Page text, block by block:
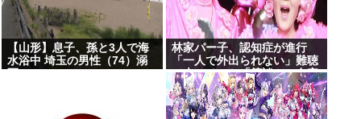
【山形】息子、孫と3人で海
水浴中 埼玉の男性（74）溺
死
林家パー子、認知症が進行
「一人で外出られない」難聴
で夫・ペーと「筆談」…自宅
全焼から約1年